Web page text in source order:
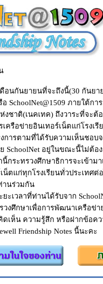
อนกันยายนที่จะถึงนี้(30 กันยา
SchoolNet@1509 ภายใต้ก
งชาติ(เนคเทค) ถึงวาระที่จะต้
ครือข่ายอินเทอร์เน็ตแก่โรงเ
การตามที่ได้รับความเห็นชอ
SchoolNet อยู่ในขณะนี้ไม่ต้อ
นี้กระทรวงศึกษาธิการจะเข้า
น็ตแก่ทุกโรงเรียนทั่วประเทศต่
านร่วมกัน
ะเวลาที่ท่านได้รับจาก
วงศึกษาเพื่อการพัฒนาเครือข่
ดเห็น ความรู้สึก หรือฝากข้อค
Friendship Notes นี้นะคะ